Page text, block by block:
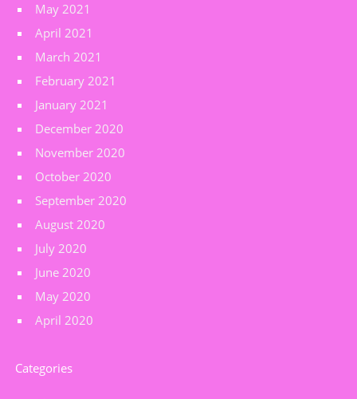
May 2021
April 2021
March 2021
February 2021
January 2021
December 2020
November 2020
October 2020
September 2020
August 2020
July 2020
June 2020
May 2020
April 2020
Categories